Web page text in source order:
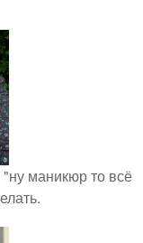
маникюр то всё